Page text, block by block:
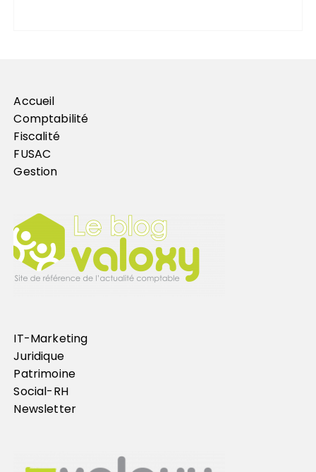
Accueil
Comptabilité
Fiscalité
FUSAC
Gestion
IT-Marketing
Juridique
Patrimoine
Social-RH
Newsletter